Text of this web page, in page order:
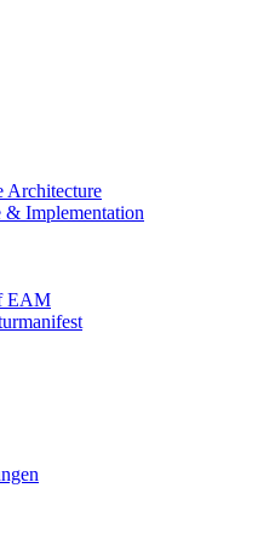
Architecture
& Implementation
EAM